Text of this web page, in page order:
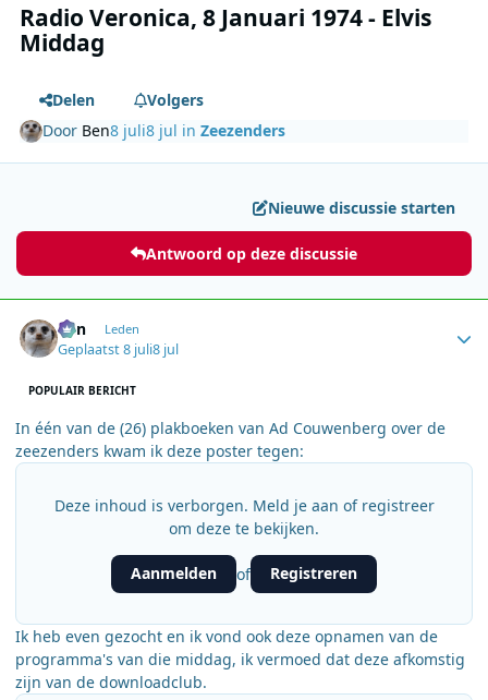
Radio Veronica, 8 Januari 1974 - Elvis
Middag
Delen
Volgers
Door Ben8 juli8 jul inZeezenders
Nieuwe discussie starten
Antwoord op deze discussie
Ben Leden
Geplaatst8 juli8 jul
POPULAIR BERICHT
In één van de (26) plakboeken van Ad Couwenberg over de
zeezenders kwam ik deze poster tegen:
Deze inhoud is verborgen. Meld je aan of registreer
om deze te bekijken.
Aanmelden of Registreren
Ik heb even gezocht en ik vond ook deze opnamen van de
programma's van die middag, ik vermoed dat deze afkomstig
zijn van de downloadclub.